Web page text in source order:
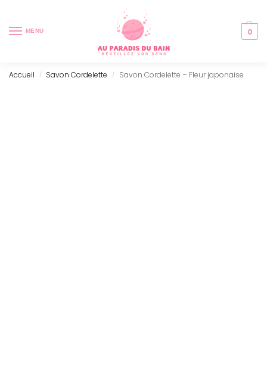
MENU 0
Accueil / Savon Cordelette / Savon Cordelette – Fleur japonaise